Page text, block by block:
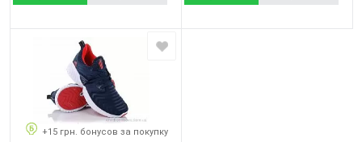
+15 грн. бонусов за покупку